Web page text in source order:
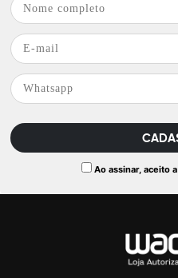
Ao assinar, aceito a